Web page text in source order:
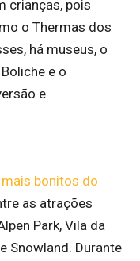
crianças, pois
o Thermas dos
há museus, o
e o
e
bonitos do
as atrações
Park, Vila da
Snowland. Durante